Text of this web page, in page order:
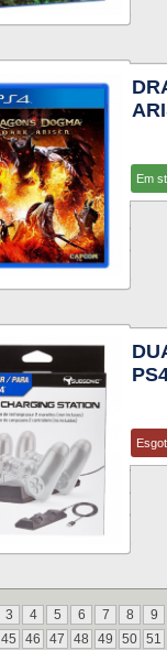
Em
3 4 5 6 7 8
9
45 46 47 48 49 50 51